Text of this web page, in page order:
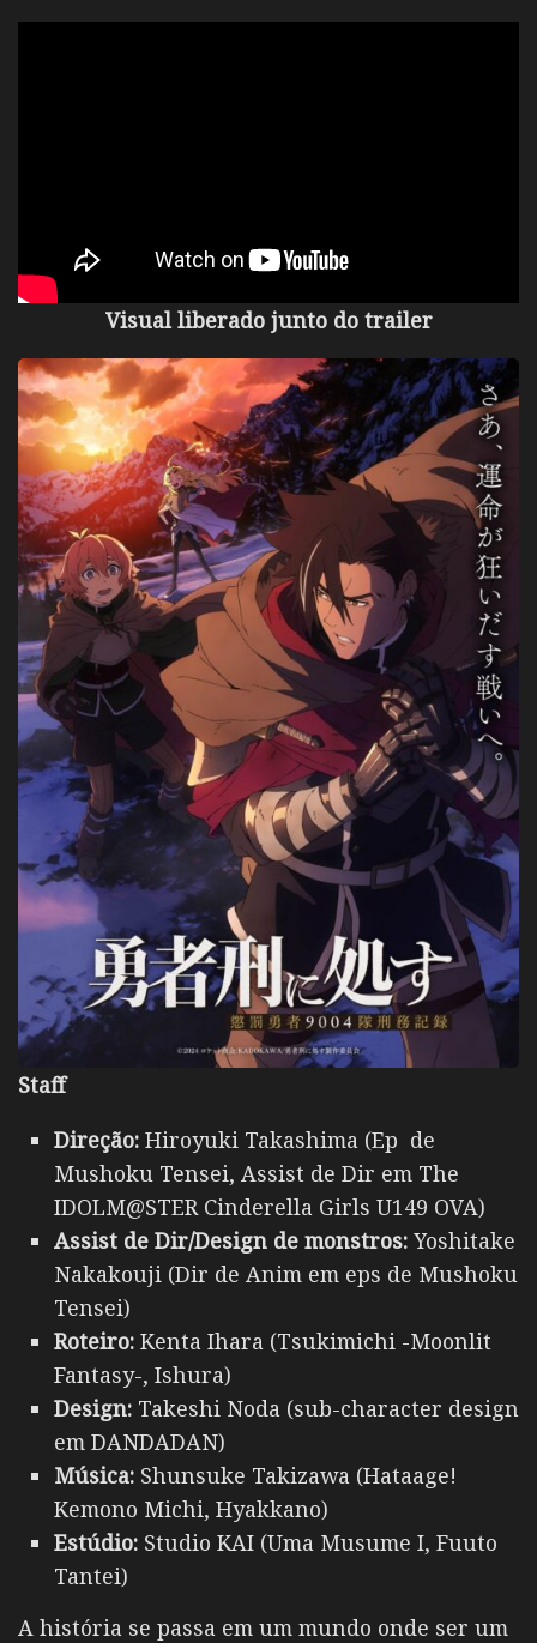
Visual liberado junto do trailer
Staff
Direção: Hiroyuki Takashima (Ep de
Mushoku Tensei, Assist de Dir em The
IDOLM@STER Cinderella Girls U149 OVA)
Assist de Dir/Design de monstros: Yoshitake
Nakakouji (Dir de Anim em eps de Mushoku
Tensei)
Roteiro: Kenta Ihara (Tsukimichi -Moonlit
Fantasy-, Ishura)
Design: Takeshi Noda (sub-character design
em DANDADAN)
Música: Shunsuke Takizawa (Hataage!
Kemono Michi, Hyakkano)
Estúdio: Studio KAI (Uma Musume I, Fuuto
Tantei)
A história se passa em um mundo onde ser um